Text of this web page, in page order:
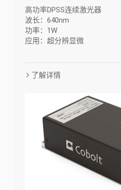
高功率DPSS连续激光器
波长：640nm
功率：1W
应用：超分辨显微
了解详情